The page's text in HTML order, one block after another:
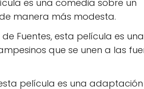
es una comedia sobre un
manera más modesta.
Fuentes, esta película es una
que se unen a las
película es una